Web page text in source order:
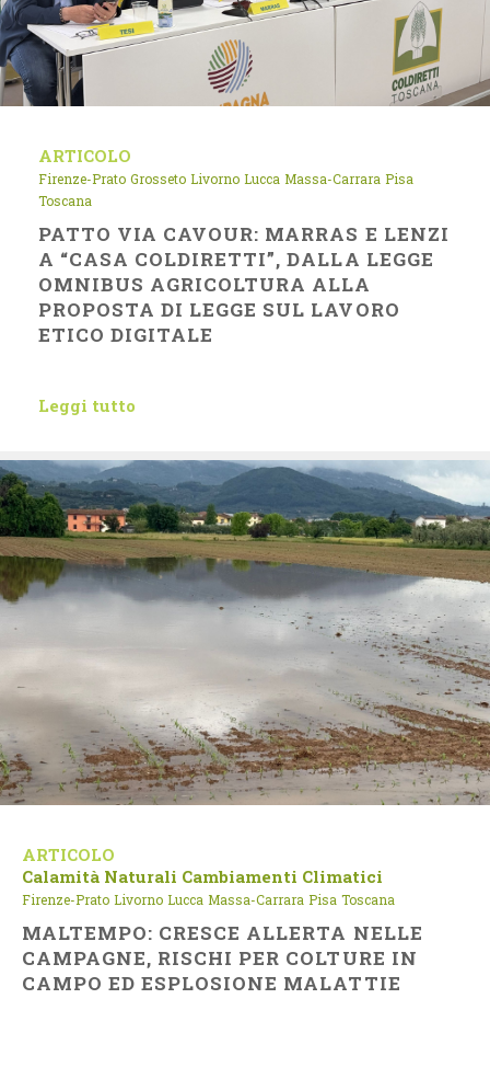
ARTICOLO
Firenze-Prato Grosseto Livorno Lucca Massa-Carrara Pisa
Toscana
PATTO VIA CAVOUR: MARRAS E LENZI
A “CASA COLDIRETTI”, DALLA LEGGE
OMNIBUS AGRICOLTURA ALLA
PROPOSTA DI LEGGE SUL LAVORO
ETICO DIGITALE
Leggi tutto
ARTICOLO
Calamità Naturali Cambiamenti Climatici
Firenze-Prato Livorno Lucca Massa-Carrara Pisa Toscana
MALTEMPO: CRESCE ALLERTA NELLE
CAMPAGNE, RISCHI PER COLTURE IN
CAMPO ED ESPLOSIONE MALATTIE